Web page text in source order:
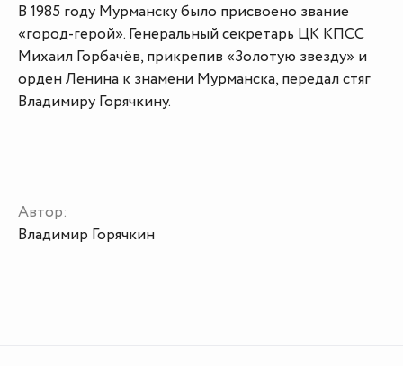
В 1985 году Мурманску было присвоено звание
«город-герой». Генеральный секретарь ЦК КПСС
Михаил Горбачёв, прикрепив «Золотую звезду» и
орден Ленина к знамени Мурманска, передал стяг
Владимиру Горячкину.
Автор:
Владимир Горячкин